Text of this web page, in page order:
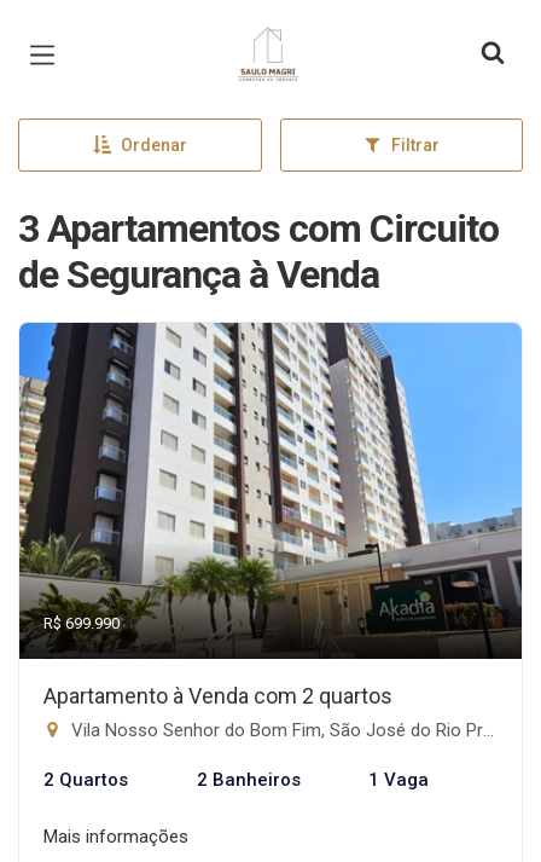
Página inicial
Ordenar Filtrar
3 Apartamentos com Circuito
de Segurança à Venda
R$ 699.990
Apartamento à Venda com 2 quartos
Vila Nosso Senhor do Bom Fim, São José do Rio Preto-SP
2 Quartos 2 Banheiros 1 Vaga
Mais informações